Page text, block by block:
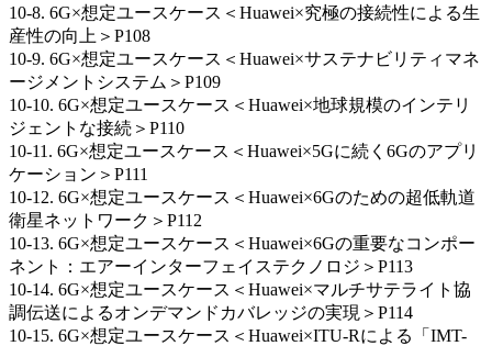
10-8. 6G×想定ユースケース＜Huawei×究極の接続性による生
産性の向上＞P108
10-9. 6G×想定ユースケース＜Huawei×サステナビリティマネ
ージメントシステム＞P109
10-10. 6G×想定ユースケース＜Huawei×地球規模のインテリ
ジェントな接続＞P110
10-11. 6G×想定ユースケース＜Huawei×5Gに続く6Gのアプリ
ケーション＞P111
10-12. 6G×想定ユースケース＜Huawei×6Gのための超低軌道
衛星ネットワーク＞P112
10-13. 6G×想定ユースケース＜Huawei×6Gの重要なコンポー
ネント：エアーインターフェイステクノロジ＞P113
10-14. 6G×想定ユースケース＜Huawei×マルチサテライト協
調伝送によるオンデマンドカバレッジの実現＞P114
10-15. 6G×想定ユースケース＜Huawei×ITU-Rによる「IMT-